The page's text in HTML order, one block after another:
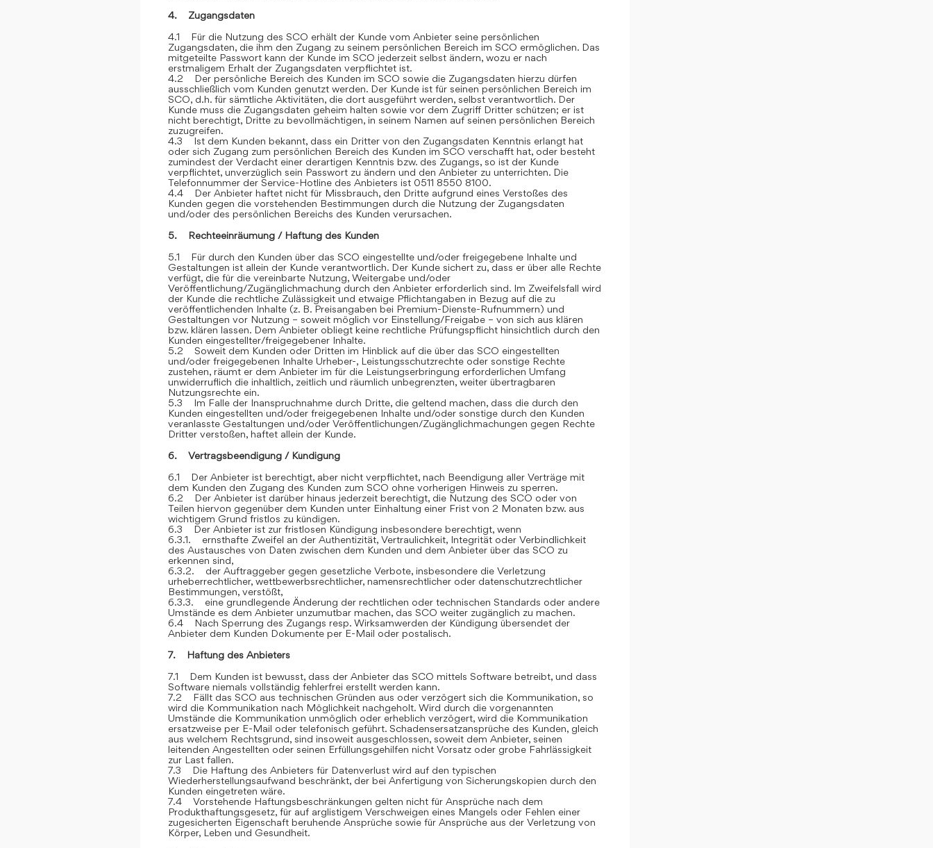
4. Zugangsdaten
4.1 Für die Nutzung des SCO erhält der Kunde vom Anbieter seine persönlichen
Zugangsdaten, die ihm den Zugang zu seinem persönlichen Bereich im SCO ermöglichen. Das
mitgeteilte Passwort kann der Kunde im SCO jederzeit selbst ändern, wozu er nach
erstmaligem Erhalt der Zugangsdaten verpflichtet ist.
4.2 Der persönliche Bereich des Kunden im SCO sowie die Zugangsdaten hierzu dürfen
ausschließlich vom Kunden genutzt werden. Der Kunde ist für seinen persönlichen Bereich im
SCO, d.h. für sämtliche Aktivitäten, die dort ausgeführt werden, selbst verantwortlich. Der
Kunde muss die Zugangsdaten geheim halten sowie vor dem Zugriff Dritter schützen; er ist
nicht berechtigt, Dritte zu bevollmächtigen, in seinem Namen auf seinen persönlichen Bereich
zuzugreifen.
4.3 Ist dem Kunden bekannt, dass ein Dritter von den Zugangsdaten Kenntnis erlangt hat
oder sich Zugang zum persönlichen Bereich des Kunden im SCO verschafft hat, oder besteht
zumindest der Verdacht einer derartigen Kenntnis bzw. des Zugangs, so ist der Kunde
verpflichtet, unverzüglich sein Passwort zu ändern und den Anbieter zu unterrichten. Die
Telefonnummer der Service-Hotline des Anbieters ist 0511 8550 8100.
4.4 Der Anbieter haftet nicht für Missbrauch, den Dritte aufgrund eines Verstoßes des
Kunden gegen die vorstehenden Bestimmungen durch die Nutzung der Zugangsdaten
und/oder des persönlichen Bereichs des Kunden verursachen.
5. Rechteeinräumung / Haftung des Kunden
5.1 Für durch den Kunden über das SCO eingestellte und/oder freigegebene Inhalte und
Gestaltungen ist allein der Kunde verantwortlich. Der Kunde sichert zu, dass er über alle Rechte
verfügt, die für die vereinbarte Nutzung, Weitergabe und/oder
Veröffentlichung/Zugänglichmachung durch den Anbieter erforderlich sind. Im Zweifelsfall wird
der Kunde die rechtliche Zulässigkeit und etwaige Pflichtangaben in Bezug auf die zu
veröffentlichenden Inhalte (z. B. Preisangaben bei Premium-Dienste-Rufnummern) und
Gestaltungen vor Nutzung – soweit möglich vor Einstellung/Freigabe – von sich aus klären
bzw. klären lassen. Dem Anbieter obliegt keine rechtliche Prüfungspflicht hinsichtlich durch den
Kunden eingestellter/freigegebener Inhalte.
5.2 Soweit dem Kunden oder Dritten im Hinblick auf die über das SCO eingestellten
und/oder freigegebenen Inhalte Urheber-, Leistungsschutzrechte oder sonstige Rechte
zustehen, räumt er dem Anbieter im für die Leistungserbringung erforderlichen Umfang
unwiderruflich die inhaltlich, zeitlich und räumlich unbegrenzten, weiter übertragbaren
Nutzungsrechte ein.
5.3 Im Falle der Inanspruchnahme durch Dritte, die geltend machen, dass die durch den
Kunden eingestellten und/oder freigegebenen Inhalte und/oder sonstige durch den Kunden
veranlasste Gestaltungen und/oder Veröffentlichungen/Zugänglichmachungen gegen Rechte
Dritter verstoßen, haftet allein der Kunde.
6. Vertragsbeendigung / Kündigung
6.1 Der Anbieter ist berechtigt, aber nicht verpflichtet, nach Beendigung aller Verträge mit
dem Kunden den Zugang des Kunden zum SCO ohne vorherigen Hinweis zu sperren.
6.2 Der Anbieter ist darüber hinaus jederzeit berechtigt, die Nutzung des SCO oder von
Teilen hiervon gegenüber dem Kunden unter Einhaltung einer Frist von 2 Monaten bzw. aus
wichtigem Grund fristlos zu kündigen.
6.3 Der Anbieter ist zur fristlosen Kündigung insbesondere berechtigt, wenn
6.3.1. ernsthafte Zweifel an der Authentizität, Vertraulichkeit, Integrität oder Verbindlichkeit
des Austausches von Daten zwischen dem Kunden und dem Anbieter über das SCO zu
erkennen sind,
6.3.2. der Auftraggeber gegen gesetzliche Verbote, insbesondere die Verletzung
urheberrechtlicher, wettbewerbsrechtlicher, namensrechtlicher oder datenschutzrechtlicher
Bestimmungen, verstößt,
6.3.3. eine grundlegende Änderung der rechtlichen oder technischen Standards oder andere
Umstände es dem Anbieter unzumutbar machen, das SCO weiter zugänglich zu machen.
6.4 Nach Sperrung des Zugangs resp. Wirksamwerden der Kündigung übersendet der
Anbieter dem Kunden Dokumente per E-Mail oder postalisch.
7. Haftung des Anbieters
7.1 Dem Kunden ist bewusst, dass der Anbieter das SCO mittels Software betreibt, und dass
Software niemals vollständig fehlerfrei erstellt werden kann.
7.2 Fällt das SCO aus technischen Gründen aus oder verzögert sich die Kommunikation, so
wird die Kommunikation nach Möglichkeit nachgeholt. Wird durch die vorgenannten
Umstände die Kommunikation unmöglich oder erheblich verzögert, wird die Kommunikation
ersatzweise per E-Mail oder telefonisch geführt. Schadensersatzansprüche des Kunden, gleich
aus welchem Rechtsgrund, sind insoweit ausgeschlossen, soweit dem Anbieter, seinen
leitenden Angestellten oder seinen Erfüllungsgehilfen nicht Vorsatz oder grobe Fahrlässigkeit
zur Last fallen.
7.3 Die Haftung des Anbieters für Datenverlust wird auf den typischen
Wiederherstellungsaufwand beschränkt, der bei Anfertigung von Sicherungskopien durch den
Kunden eingetreten wäre.
7.4 Vorstehende Haftungsbeschränkungen gelten nicht für Ansprüche nach dem
Produkthaftungsgesetz, für auf arglistigem Verschweigen eines Mangels oder Fehlen einer
zugesicherten Eigenschaft beruhende Ansprüche sowie für Ansprüche aus der Verletzung von
Körper, Leben und Gesundheit.